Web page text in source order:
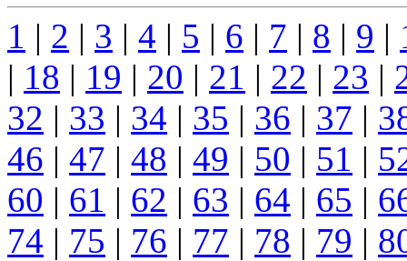
1 | 2 | 3 | 4 | 5 | 6 | 7 | 8 | 9 |
| 18 | 19 | 20 | 21 | 22 | 23 |
32 | 33 | 34 | 35 | 36 | 37 |
46 | 47 | 48 | 49 | 50 | 51 |
60 | 61 | 62 | 63 | 64 | 65 |
74 | 75 | 76 | 77 | 78 | 79 |